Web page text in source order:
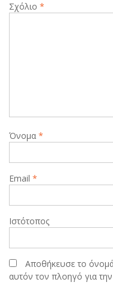
Σχόλιο *
Όνομα *
Email *
Ιστότοπος
Αποθήκευσε το
αυτόν τον πλοηγό για